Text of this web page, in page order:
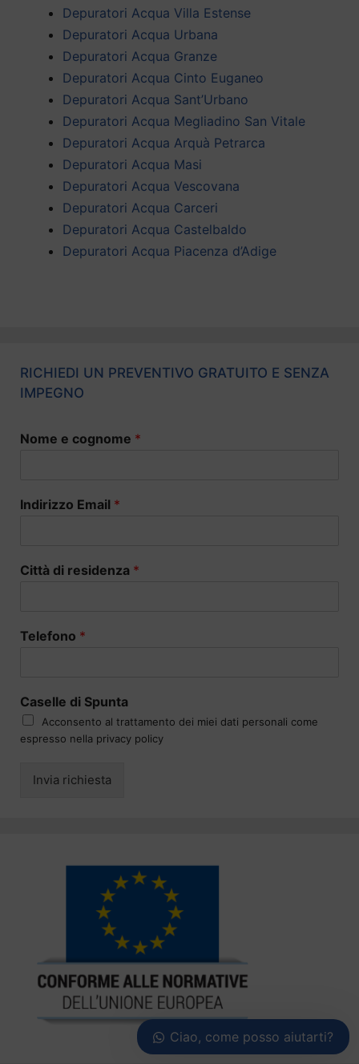
Depuratori Acqua Villa Estense
Depuratori Acqua Urbana
Depuratori Acqua Granze
Depuratori Acqua Cinto Euganeo
Depuratori Acqua Sant’Urbano
Depuratori Acqua Megliadino San Vitale
Depuratori Acqua Arquà Petrarca
Depuratori Acqua Masi
Depuratori Acqua Vescovana
Depuratori Acqua Carceri
Depuratori Acqua Castelbaldo
Depuratori Acqua Piacenza d’Adige
RICHIEDI UN PREVENTIVO GRATUITO E SENZA
IMPEGNO
Nome e cognome *
Indirizzo Email *
Città di residenza *
Telefono *
Caselle di Spunta
Acconsento al trattamento dei miei dati personali come
espresso nella privacy policy
Invia richiesta
Ciao, come posso aiutarti?